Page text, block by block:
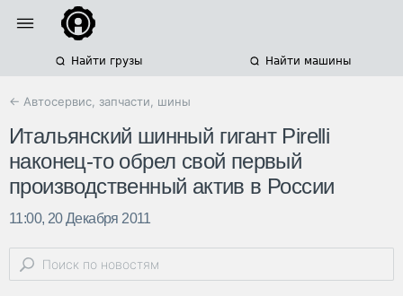
Найти грузы Найти машины
← Автосервис, запчасти, шины
Итальянский шинный гигант Pirelli
наконец-то обрел свой первый
производственный актив в России
11:00, 20 Декабря 2011